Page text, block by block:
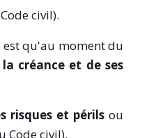
civil).
est qu'au moment du
créance et de ses
risques et périls ou
Code civil).